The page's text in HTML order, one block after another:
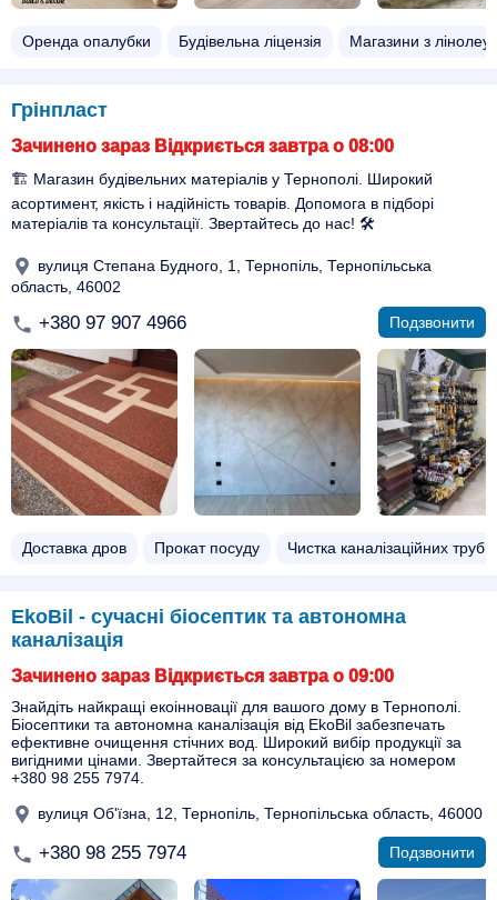
Оренда опалубки Будівельна ліцензія Магазини з
Грінпласт
Зачинено зараз Відкриється завтра о 08:00
🏗️ Магазин будівельних матеріалів у Тернополі. Широкий
асортимент, якість і надійність товарів. Допомога в підборі
матеріалів та консультації. Звертайтесь до нас! 🛠️
вулиця Степана Будного, 1, Тернопіль, Тернопільська
область, 46002
+380 97 907 4966 Подзвонити
Доставка дров Прокат посуду Чистка каналізаційних труб
EkoBil - сучасні біосептик та автономна
каналізація
Зачинено зараз Відкриється завтра о 09:00
Знайдіть найкращі екоінновації для вашого дому в Тернополі.
Біосептики та автономна каналізація від EkoBil забезпечать
ефективне очищення стічних вод. Широкий вибір продукції за
вигідними цінами. Звертайтеся за консультацією за номером
+380 98 255 7974.
вулиця Об'їзна, 12, Тернопіль, Тернопільська область, 46000
+380 98 255 7974 Подзвонити